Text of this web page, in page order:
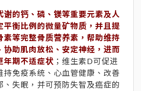
谢的钙、磷、镁等重要元素及人
平衡比例的微量矿物质，并且提
素等完整骨质营养素，帮助维持
协助肌肉放松、安定神经，进而
年期不适症状 ；维生素D可促进
持免疫系统、心血管健康、改善
、失眠，并可预防失智及癌症的